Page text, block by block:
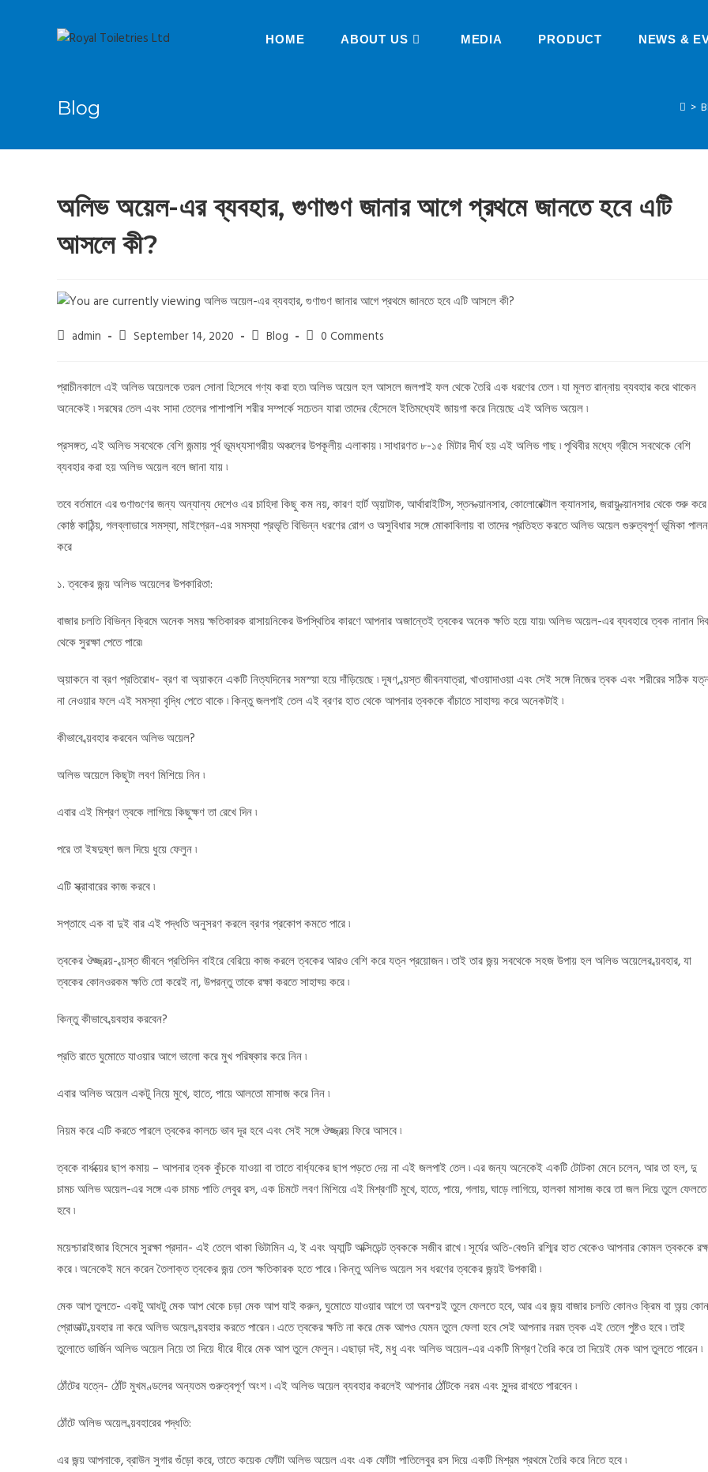
HOME ABOUT US MEDIA PRODUCT NEWS &
Blog >
অলিভ অয়েল-এর ব্যবহার, গুণাগুণ জানার আগে প্রথমে জানতে হবে এটি
আসলে কী?
admin September 14, 2020 Blog 0 Comments
প্রাচীনকালে এই অলিভ অয়েলকে তরল সোনা হিসেবে গণ্য করা হত৷ অলিভ অয়েল হল আসলে জলপাই ফল থেকে তৈরি এক ধরণের তেল ৷ যা মূলত রান্নায় ব্যবহার করে থাকেন
অনেকেই ৷ সরষের তেল এবং সাদা তেলের পাশাপাশি শরীর সম্পর্কে সচেতন যারা তাদের হেঁসেলে ইতিমধ্যেই জায়গা করে নিয়েছে এই অলিভ অয়েল ৷
প্রসঙ্গত, এই অলিভ সবথেকে বেশি জন্মায় পূর্ব ভূমধ্যসাগরীয় অঞ্চলের উপকূলীয় এলাকায় ৷ সাধারণত ৮-১৫ মিটার দীর্ঘ হয় এই অলিভ গাছ ৷ পৃথিবীর মধ্যে গ্রীসে সবথেকে বেশি
ব্যবহার করা হয় অলিভ অয়েল বলে জানা যায় ৷
তবে বর্তমানে এর গুণাগুণের জন্য অন্যান্য দেশেও এর চাহিদা কিছু কম নয়, কারণ হার্ট অ্য়াটাক, আর্থারাইটিস, স্তন ক্য়ানসার, কোলোরেক্টাল ক্যানসার, জরায়ু ক্য়ানসার থেকে শুরু করে
কোষ্ঠ কাঠিন্য়, গলব্লাডারে সমস্যা, মাইগ্রেন-এর সমস্যা প্রভৃতি বিভিন্ন ধরণের রোগ ও অসুবিধার সঙ্গে মোকাবিলায় বা তাদের প্রতিহত করতে অলিভ অয়েল গুরুত্বপূর্ণ ভূমিকা পালন
করে
১. ত্বকের জন্য় অলিভ অয়েলের উপকারিতা:
বাজার চলতি বিভিন্ন ক্রিমে অনেক সময় ক্ষতিকারক রাসায়নিকের উপস্থিতির কারণে আপনার অজান্তেই ত্বকের অনেক ক্ষতি হয়ে যায়৷ অলিভ অয়েল-এর ব্যবহারে ত্বক নানান
থেকে সুরক্ষা পেতে পারে৷
অ্য়াকনে বা ব্রণ প্রতিরোধ- ব্রণ বা অ্য়াকনে একটি নিত্যদিনের সমস্য়া হয়ে দাঁড়িয়েছে ৷ দূষণ, ব্য়স্ত জীবনযাত্রা, খাওয়াদাওয়া এবং সেই সঙ্গে নিজের ত্বক এবং শরীরের সঠিক
না নেওয়ার ফলে এই সমস্যা বৃদ্ধি পেতে থাকে ৷ কিন্তু জলপাই তেল এই ব্রণর হাত থেকে আপনার ত্বককে বাঁচাতে সাহায্য় করে অনেকটাই ৷
কীভাবে ব্য়বহার করবেন অলিভ অয়েল?
অলিভ অয়েলে কিছুটা লবণ মিশিয়ে নিন ৷
এবার এই মিশ্রণ ত্বকে লাগিয়ে কিছুক্ষণ তা রেখে দিন ৷
পরে তা ইষদুষ্ণ জল দিয়ে ধুয়ে ফেলুন ৷
এটি স্ক্রাবারের কাজ করবে ৷
সপ্তাহে এক বা দুই বার এই পদ্ধতি অনুসরণ করলে ব্রণর প্রকোপ কমতে পারে ৷
ত্বকের ঔজ্জ্বল্য়- ব্য়স্ত জীবনে প্রতিদিন বাইরে বেরিয়ে কাজ করলে ত্বকের আরও বেশি করে যত্ন প্রয়োজন ৷ তাই তার জন্য় সবথেকে সহজ উপায় হল অলিভ অয়েলের ব্য়বহার, যা
ত্বকের কোনওরকম ক্ষতি তো করেই না, উপরন্তু তাকে রক্ষা করতে সাহায্য় করে ৷
কিন্তু কীভাবে ব্য়বহার করবেন?
প্রতি রাতে ঘুমোতে যাওয়ার আগে ভালো করে মুখ পরিষ্কার করে নিন ৷
এবার অলিভ অয়েল একটু নিয়ে মুখে, হাতে, পায়ে আলতো মাসাজ করে নিন ৷
নিয়ম করে এটি করতে পারলে ত্বকের কালচে ভাব দূর হবে এবং সেই সঙ্গে ঔজ্জ্বল্য় ফিরে আসবে ৷
ত্বকে বার্ধক্য়ের ছাপ কমায় – আপনার ত্বক কুঁচকে যাওয়া বা তাতে বার্ধ্যকের ছাপ পড়তে দেয় না এই জলপাই তেল ৷ এর জন্য অনেকেই একটি টোটকা মেনে চলেন, আর তা হল, দু
চামচ অলিভ অয়েল-এর সঙ্গে এক চামচ পাতি লেবুর রস, এক চিমটে লবণ মিশিয়ে এই মিশ্রণটি মুখে, হাতে, পায়ে, গলায়, ঘাড়ে লাগিয়ে, হালকা মাসাজ করে তা জল দিয়ে তুলে ফেলতে
হবে ৷
ময়েশ্চারাইজার হিসেবে সুরক্ষা প্রদান- এই তেলে থাকা ভিটামিন এ, ই এবং অ্যান্টি অক্সিডেন্ট ত্বককে সজীব রাখে ৷ সূর্যের অতি-বেগুনি রশ্মির হাত থেকেও আপনার কোমল ত্বককে
করে ৷ অনেকেই মনে করেন তৈলাক্ত ত্বকের জন্য় তেল ক্ষতিকারক হতে পারে ৷ কিন্তু অলিভ অয়েল সব ধরণের ত্বকের জন্য়ই উপকারী ৷
মেক আপ তুলতে- একটু আধটু মেক আপ থেকে চড়া মেক আপ যাই করুন, ঘুমোতে যাওয়ার আগে তা অবশ্য়ই তুলে ফেলতে হবে, আর এর জন্য় বাজার চলতি কোনও ক্রিম বা অন্য়
প্রোডাক্ট ব্য়বহার না করে অলিভ অয়েল ব্য়বহার করতে পারেন ৷ এতে ত্বকের ক্ষতি না করে মেক আপও যেমন তুলে ফেলা হবে সেই আপনার নরম ত্বক এই তেলে পুষ্টও হবে ৷ তাই
তুলোতে ভার্জিন অলিভ অয়েল নিয়ে তা দিয়ে ধীরে ধীরে মেক আপ তুলে ফেলুন ৷ এছাড়া দই, মধু এবং অলিভ অয়েল-এর একটি মিশ্রণ তৈরি করে তা দিয়েই মেক আপ তুলতে পারেন ৷
ঠোঁটের যত্নে- ঠোঁট মুখমণ্ডলের অন্যতম গুরুত্বপূর্ণ অংশ ৷ এই অলিভ অয়েল ব্যবহার করলেই আপনার ঠোঁটকে নরম এবং সুন্দর রাখতে পারবেন ৷
ঠোঁটে অলিভ অয়েল ব্য়বহারের পদ্ধতি:
এর জন্য় আপনাকে, ব্রাউন সুগার গুঁড়ো করে, তাতে কয়েক ফোঁটা অলিভ অয়েল এবং এক ফোঁটা পাতিলেবুর রস দিয়ে একটি মিশ্রম প্রথমে তৈরি করে নিতে হবে ৷